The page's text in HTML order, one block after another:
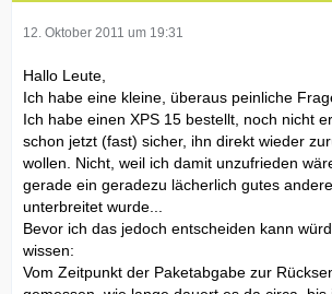
12. Oktober 2011 um 19:31
Hallo Leute,
Ich habe eine kleine, überaus peinliche
Ich habe einen XPS 15 bestellt, noch nicht
schon jetzt (fast) sicher, ihn direkt wieder
wollen. Nicht, weil ich damit unzufrieden
gerade ein geradezu lächerlich gutes
unterbreitet wurde...
Bevor ich das jedoch entscheiden kann
wissen:
Vom Zeitpunkt der Paketabgabe zur